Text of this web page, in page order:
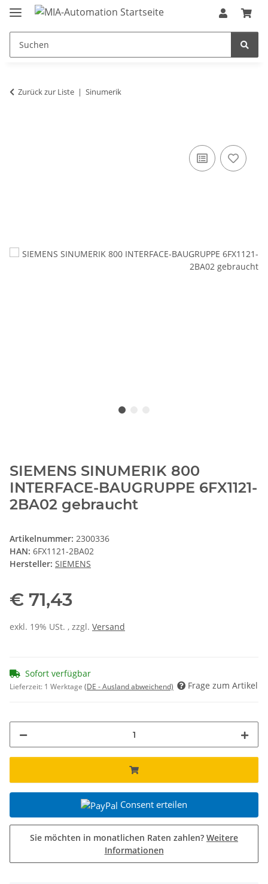
Zurück zur Liste Sinumerik
SIEMENS SINUMERIK 800
INTERFACE-BAUGRUPPE 6FX1121-
2BA02 gebraucht
Artikelnummer: 2300336
HAN: 6FX1121-2BA02
Hersteller: SIEMENS
€ 71,43
exkl. 19% USt. , zzgl. Versand
Sofort verfügbar
Lieferzeit: 1 Werktage (DE - Ausland abweichend) Frage zum Artikel
Consent erteilen
Sie möchten in monatlichen Raten zahlen? Weitere
Informationen